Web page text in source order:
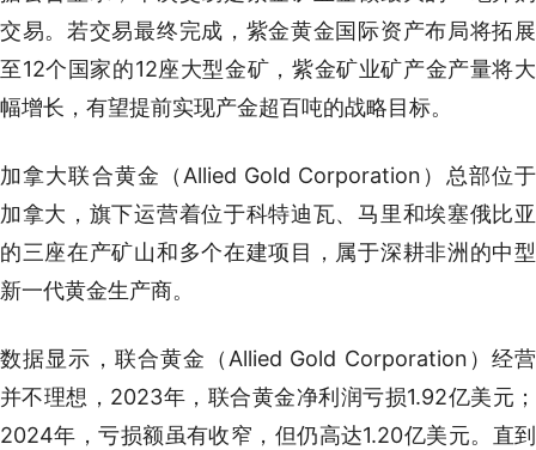
交易。若交易最终完成，紫金黄金国际资产布局将拓展
至12个国家的12座大型金矿，紫金矿业矿产金产量将大
幅增长，有望提前实现产金超百吨的战略目标。
加拿大联合黄金（Allied Gold Corporation）总部位于
加拿大，旗下运营着位于科特迪瓦、马里和埃塞俄比亚
的三座在产矿山和多个在建项目，属于深耕非洲的中型
新一代黄金生产商。
数据显示，联合黄金（Allied Gold Corporation）经营
并不理想，2023年，联合黄金净利润亏损1.92亿美元；
2024年，亏损额虽有收窄，但仍高达1.20亿美元。直到